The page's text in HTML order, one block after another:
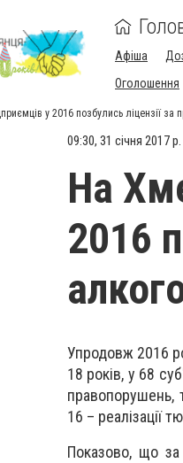
Афіша
Оголошення
у 2016 позбулись ліцензії
09:30, 31 січня 2017 р.
На
2016
Упродовж 2016
18 років, у 68
правопорушень,
16 – реалізації
Показово, що за